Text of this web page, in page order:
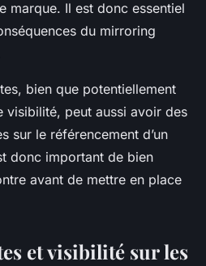
marque. Il est donc essentiel
du mirroring
bien que potentiellement
visibilité, peut aussi avoir des
sur le référencement d’un
donc important de bien
avant de mettre en place
et visibilité sur les